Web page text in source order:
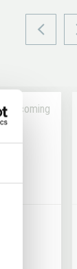
Upcoming